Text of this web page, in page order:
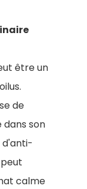
être un
de
son
d'anti-
calme